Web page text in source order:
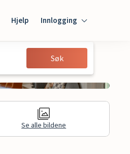
Hjelp Innlogging
Innlogging
Gjest
Søk
Se alle bildene